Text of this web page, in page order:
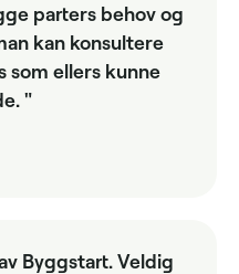
parters behov og
kan konsultere
som ellers kunne
"
Byggstart. Veldig